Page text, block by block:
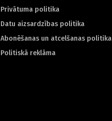
Privātuma politika
Datu aizsardzības politika
Abonēšanas un atcelšanas politika
Politiskā reklāma